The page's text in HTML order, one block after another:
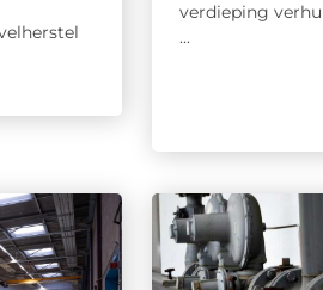
verdieping
...